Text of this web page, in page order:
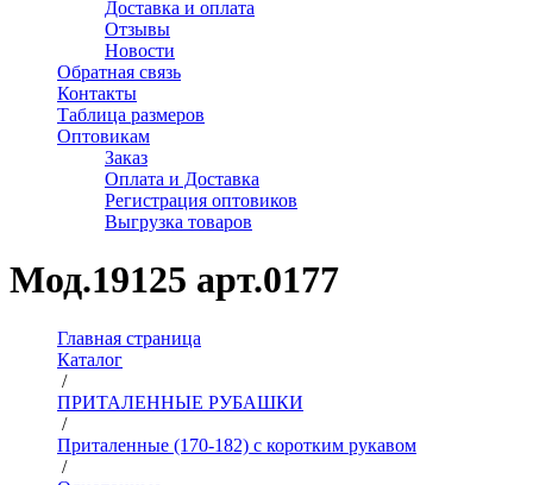
Доставка и оплата
Отзывы
Новости
Обратная связь
Контакты
Таблица размеров
Оптовикам
Заказ
Оплата и Доставка
Регистрация оптовиков
Выгрузка товаров
Мод.19125 арт.0177
Главная страница
Каталог
/
ПРИТАЛЕННЫЕ РУБАШКИ
/
Приталенные (170-182) с коротким рукавом
/